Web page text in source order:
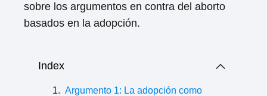
sobre los argumentos en contra del aborto
basados en la adopción.
Index
Argumento 1: La adopción como